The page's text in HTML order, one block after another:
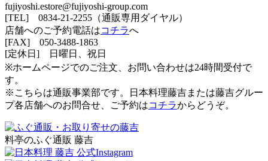
fujiyoshi.estore@fujiyoshi-group.com
[TEL] 0834-21-2255（通販専用ダイヤル）
店舗へのご予約電話はコチラへ
[FAX] 050-3488-1863
[定休日] 日曜日、祝日
※ホームページでのご注文、お問い合わせは24時間受付で
す。
※こちらは通販事業部です。日本料理藤吉または藤吉グルー
プ各店舗へのお問合せ、ご予約はコチラからどうぞ。
料亭のふぐ通販 藤吉